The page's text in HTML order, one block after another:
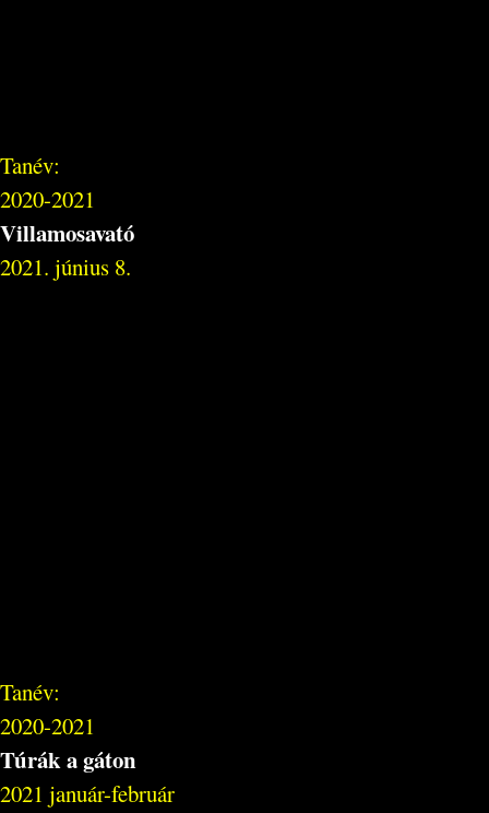
Tanév:
2020-2021
Villamosavató
2021. június 8.
Tanév:
2020-2021
Túrák a gáton
2021 január-február